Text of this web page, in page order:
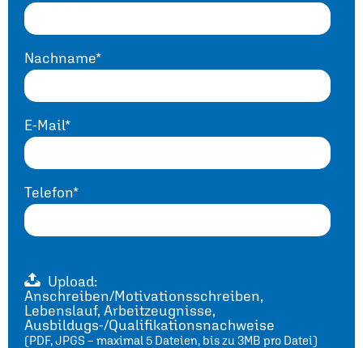
Nachname*
E-Mail*
Telefon*
Upload:
Anschreiben/Motivationsschreiben,
Lebenslauf, Arbeitzeugnisse,
Ausbildugs-/Qualifikationsnachweise
(PDF, JPGS – maximal 5 Dateien, bis zu 3MB pro Datei)